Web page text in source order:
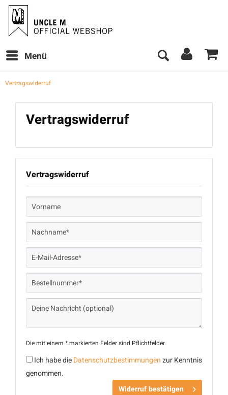
Menü
Vertragswiderruf
Vertragswiderruf
Vertragswiderruf
Die mit einem * markierten Felder sind Pflichtfelder.
Ich habe dieDatenschutzbestimmungenzur Kenntnis
genommen.
Widerruf bestätigen